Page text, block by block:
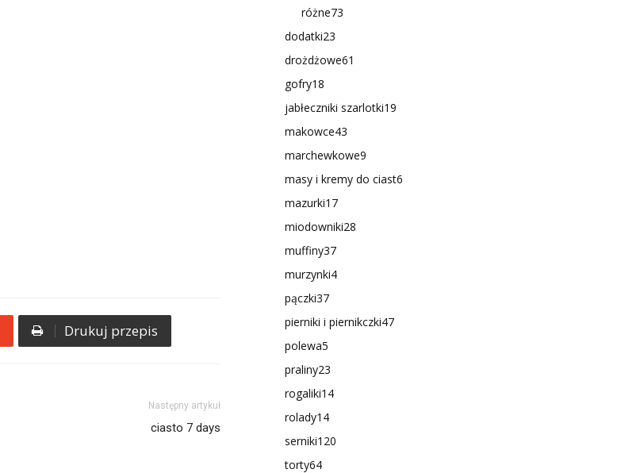
Drukuj przepis
Następny artykuł
ciasto 7 days
różne73
dodatki23
drożdżowe61
gofry18
jabłeczniki szarlotki19
makowce43
marchewkowe9
masy i kremy do ciast6
mazurki17
miodowniki28
muffiny37
murzynki4
pączki37
pierniki i piernikczki47
polewa5
praliny23
rogaliki14
rolady14
serniki120
torty64